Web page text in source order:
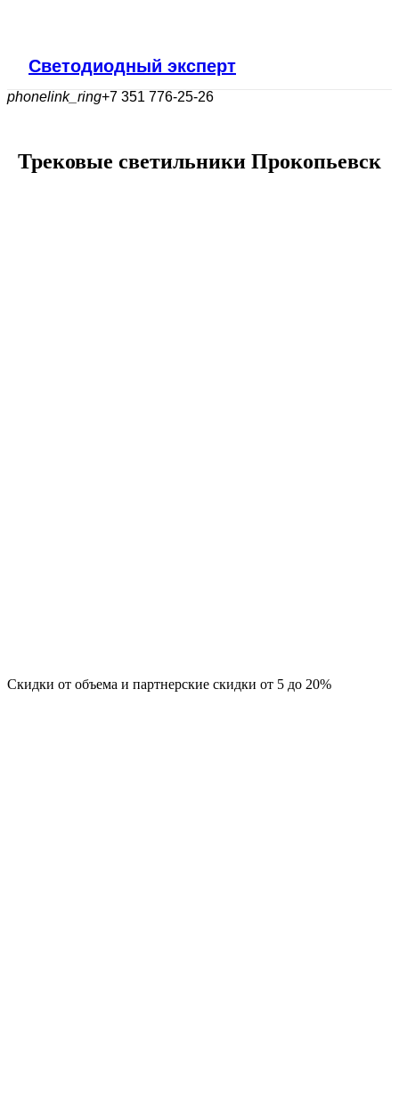
Светодиодный эксперт
phonelink_ring+7 351 776-25-26
Трековые светильники Прокопьевск
Скидки от объема и партнерские скидки от 5 до 20%